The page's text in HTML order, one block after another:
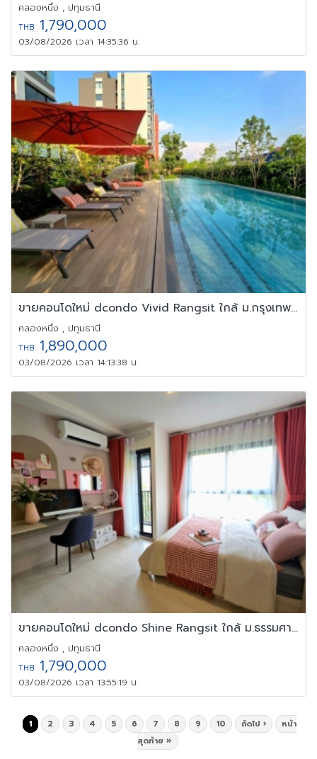
คลองหนึ่ง , ปทุมธานี
THB 1,790,000
03/08/2026 เวลา 14:35:36 น.
ขายคอนโดใหม่ dcondo Vivid Rangsit ใกล้ ม.กรุงเทพ รังสิต ปทุมธานี
คลองหนึ่ง , ปทุมธานี
THB 1,890,000
03/08/2026 เวลา 14:13:38 น.
ขายคอนโดใหม่ dcondo Shine Rangsit ใกล้ ม.ธรรมศาสตร์ รังสิต
คลองหนึ่ง , ปทุมธานี
THB 1,790,000
03/08/2026 เวลา 13:55:19 น.
1 2 3 4 5 6 7 8 9 10 ถัดไป ›
หน้า
สุดท้าย »